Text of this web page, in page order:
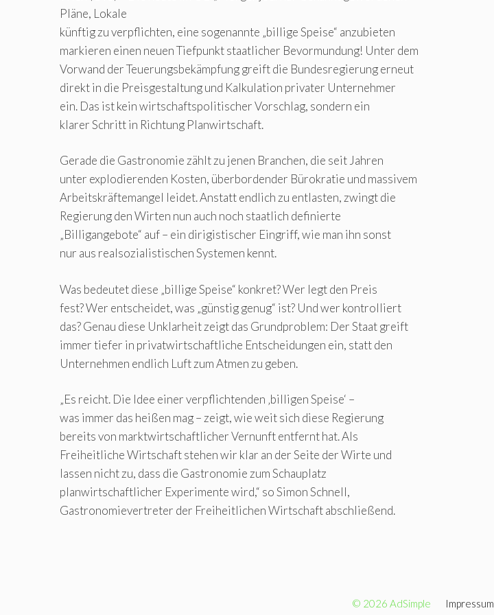
Pläne, Lokale
künftig zu verpflichten, eine sogenannte „billige Speise“ anzubieten
markieren einen neuen Tiefpunkt staatlicher Bevormundung! Unter dem
Vorwand der Teuerungsbekämpfung greift die Bundesregierung erneut
direkt in die Preisgestaltung und Kalkulation privater Unternehmer
ein. Das ist kein wirtschaftspolitischer Vorschlag, sondern ein
klarer Schritt in Richtung Planwirtschaft.
Gerade die Gastronomie zählt zu jenen Branchen, die seit Jahren
unter explodierenden Kosten, überbordender Bürokratie und massivem
Arbeitskräftemangel leidet. Anstatt endlich zu entlasten, zwingt die
Regierung den Wirten nun auch noch staatlich definierte
„Billigangebote“ auf – ein dirigistischer Eingriff, wie man ihn sonst
nur aus realsozialistischen Systemen kennt.
Was bedeutet diese „billige Speise“ konkret? Wer legt den Preis
fest? Wer entscheidet, was „günstig genug“ ist? Und wer kontrolliert
das? Genau diese Unklarheit zeigt das Grundproblem: Der Staat greift
immer tiefer in privatwirtschaftliche Entscheidungen ein, statt den
Unternehmen endlich Luft zum Atmen zu geben.
„Es reicht. Die Idee einer verpflichtenden ‚billigen Speise‘ –
was immer das heißen mag – zeigt, wie weit sich diese Regierung
bereits von marktwirtschaftlicher Vernunft entfernt hat. Als
Freiheitliche Wirtschaft stehen wir klar an der Seite der Wirte und
lassen nicht zu, dass die Gastronomie zum Schauplatz
planwirtschaftlicher Experimente wird,“ so Simon Schnell,
Gastronomievertreter der Freiheitlichen Wirtschaft abschließend.
© 2026 AdSimple Impressum